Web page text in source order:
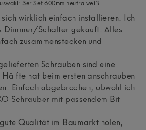
3er Set 600mm neutralweiß
sich wirklich einfach installieren. Ich
Dimmer/Schalter gekauft. Alles
zusammenstecken und
Schrauben sind eine
hat beim ersten anschrauben
Einfach abgebrochen, obwohl ich
Schrauber mit passendem Bit
Qualität im Baumarkt holen,